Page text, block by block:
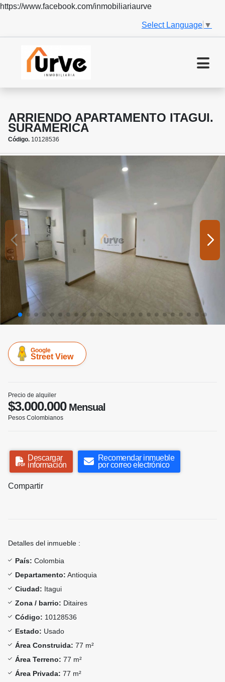
https://www.facebook.com/inmobiliariaurve
Select Language ▼
ARRIENDO APARTAMENTO ITAGUI.
SURAMERICA
Código. 10128536
Google
Street View
Precio de alquiler
$3.000.000Mensual
Pesos Colombianos
Descargar
información
Recomendar inmueble
por correo electrónico
Compartir
Detalles del inmueble :
País: Colombia
Departamento: Antioquia
Ciudad: Itagui
Zona / barrio: Ditaires
Código: 10128536
Estado: Usado
Área Construida: 77 m²
Área Terreno: 77 m²
Área Privada: 77 m²